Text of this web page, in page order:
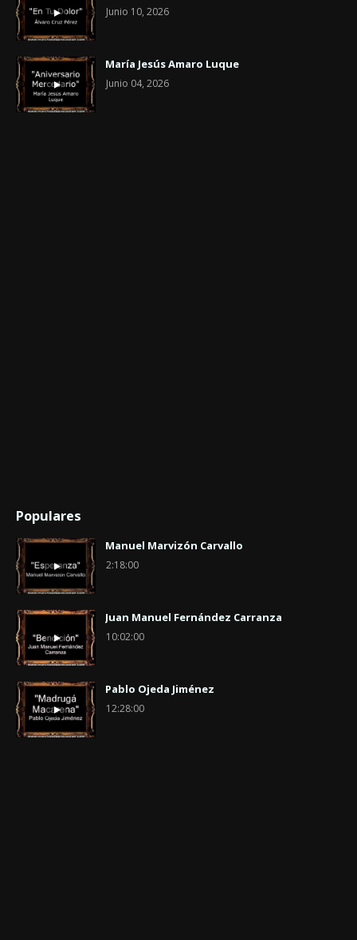
Junio 10, 2026
María Jesús Amaro Luque
Junio 04, 2026
Populares
Manuel Marvizón Carvallo
2:18:00
Juan Manuel Fernández Carranza
10:02:00
Pablo Ojeda Jiménez
12:28:00